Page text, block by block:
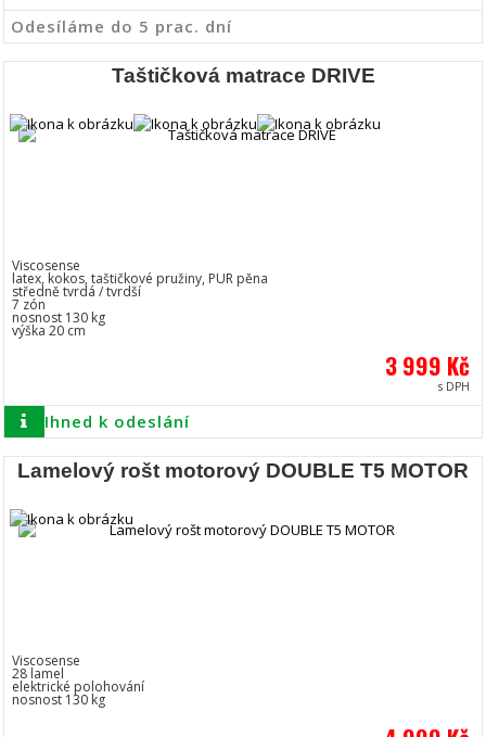
Odesíláme do 5 prac. dní
Taštičková matrace DRIVE
Viscosense
latex, kokos, taštičkové pružiny, PUR pěna
středně tvrdá / tvrdší
7 zón
nosnost 130 kg
výška 20 cm
3 999 Kč
s DPH
Ihned k odeslání
Lamelový rošt motorový DOUBLE T5 MOTOR
Viscosense
28 lamel
elektrické polohování
nosnost 130 kg